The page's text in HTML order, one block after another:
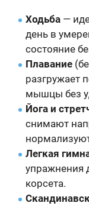
Ходьба —
день в
состояние
Плавание
разгружает
мышцы без
Йога и
снимают
Легкая
упражнения
корсета.